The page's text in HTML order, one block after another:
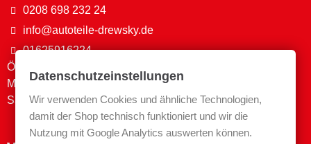
0208 698 232 24
info@autoteile-drewsky.de
01625916224
Öffnungszeiten
Mo-Fr. 08:00 - 13:00 & 14:00 - 17:30
Sa. 09:00 - 12:00
Datenschutzeinstellungen
Wir verwenden Cookies und ähnliche Technologien,
damit der Shop technisch funktioniert und wir die
Nutzung mit Google Analytics auswerten können.